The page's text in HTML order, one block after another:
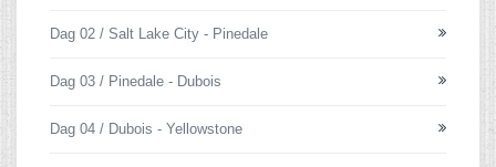
Dag 02 / Salt Lake City - Pinedale
Dag 03 / Pinedale - Dubois
Dag 04 / Dubois - Yellowstone